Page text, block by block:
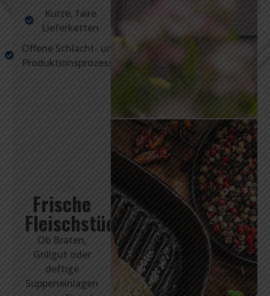
Kurze, faire
Lieferketten
Offene Schlacht- und
Produktionsprozesse
Frische
Fleischstücke
Ob Braten,
Grillgut oder
deftige
Suppeneinlagen